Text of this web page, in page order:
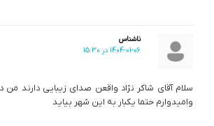
ناشناس
1404-01-06 در 15:30
سلام آقای شاکر نژاد واقعن صدای زیبایی دارند
وامیدوارم حتما یکبار به این شهر بیاید